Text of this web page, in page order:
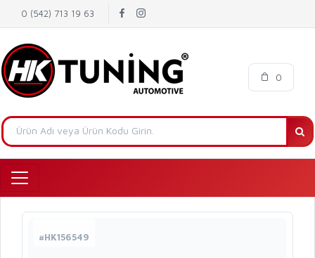
0 (542) 713 19 63
0
#HK156549